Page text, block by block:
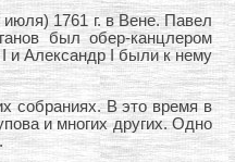
1761 г. в Вене. Павел
был обер-канцлером
и Александр I были к нему
собраниях. В это время в
и многих других. Одно